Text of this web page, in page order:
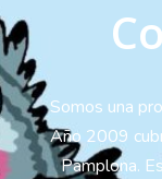
Somos una
Año 2009
Pamplona.